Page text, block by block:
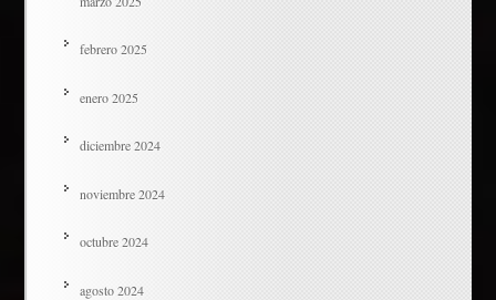
febrero 2025
enero 2025
diciembre 2024
noviembre 2024
octubre 2024
agosto 2024